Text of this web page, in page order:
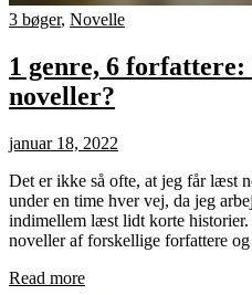
3 bøger, Novelle
1 genre, 6
noveller?
januar 18, 2022
Det er ikke så ofte, at jeg får læst
under en time hver vej, da jeg
indimellem læst lidt korte
noveller af forskellige forfattere
Read more